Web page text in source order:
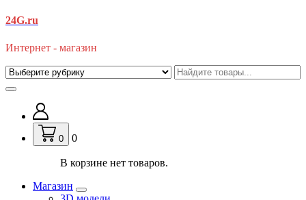
Перейти
содержимому
24G.ru
Интернет - магазин
0 0
В корзине нет товаров.
Магазин